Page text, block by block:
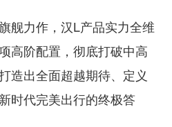
舰力作，汉L产品实力全维
高阶配置，彻底打破中高
造出全面超越期待、定义
时代完美出行的终极答